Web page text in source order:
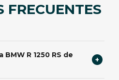
FRECUENTES
R 1250 RS de
+